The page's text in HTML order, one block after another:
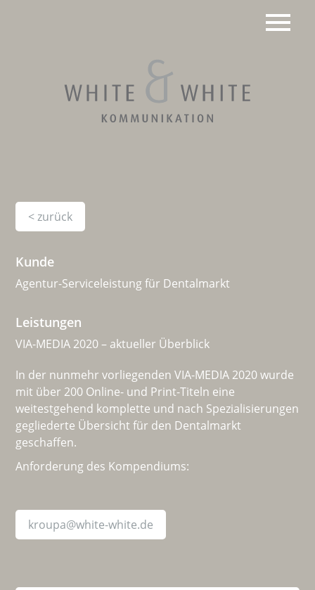
Kommunikationsagentur
< zurück
Kunde
Agentur-Serviceleistung für Dentalmarkt
Leistungen
VIA-MEDIA 2020 – aktueller Überblick
In der nunmehr vorliegenden VIA-MEDIA 2020 wurde
mit über 200 Online- und Print-Titeln eine
weitestgehend komplette und nach Spezialisierungen
gegliederte Übersicht für den Dentalmarkt
geschaffen.
Anforderung des Kompendiums:
kroupa@white-white.de